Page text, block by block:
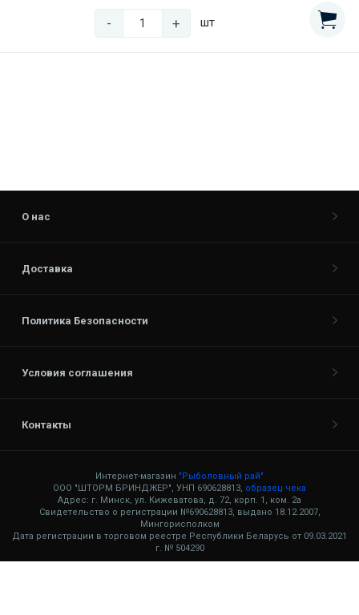
- + шт
О нас
Доставка
Политика Безопасности
Условия соглашения
Контакты
Интернет-магазин "Рыболовный рай"
ООО "ШТОРМ БРИНДЖЕР", УНП 690628813, образец чека
Адрес: г. Минск, ул. Кижеватова, д. 72, корп. 1, ком. 2а
Свидетельство о регистрации №690628813, выдано 18.12.2007,
Мингорисполком
Дата регистрации в торговом реестре Республики Беларусь от 09.03.2021
г. № 504290